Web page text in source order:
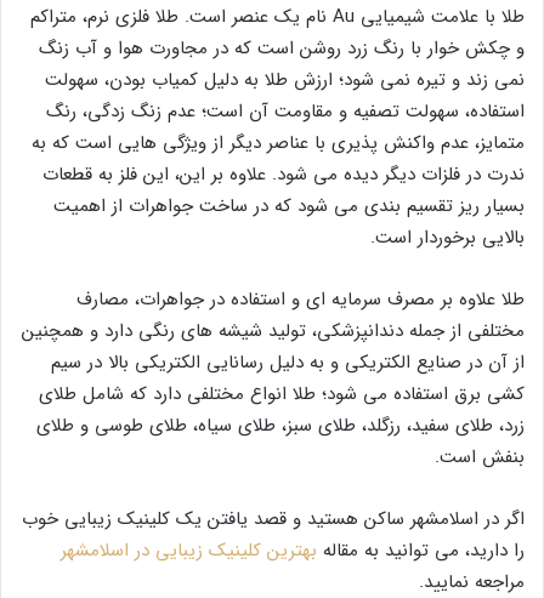
طلا با علامت شیمیایی Au نام یک عنصر است. طلا فلزی نرم، متراکم
و چکش خوار با رنگ زرد روشن است که در مجاورت هوا و آب زنگ
نمی زند و تیره نمی شود؛ ارزش طلا به دلیل کمیاب بودن، سهولت
استفاده، سهولت تصفیه و مقاومت آن است؛ عدم زنگ زدگی، رنگ
متمایز، عدم واکنش پذیری با عناصر دیگر از ویژگی هایی است که به
ندرت در فلزات دیگر دیده می شود. علاوه بر این، این فلز به قطعات
بسیار ریز تقسیم بندی می شود که در ساخت جواهرات از اهمیت
بالایی برخوردار است.
طلا علاوه بر مصرف سرمایه ای و استفاده در جواهرات، مصارف
مختلفی از جمله دندانپزشکی، تولید شیشه های رنگی دارد و همچنین
از آن در صنایع الکتریکی و به دلیل رسانایی الکتریکی بالا در سیم
کشی برق استفاده می شود؛ طلا انواع مختلفی دارد که شامل طلای
زرد، طلای سفید، رزگلد، طلای سبز، طلای سیاه، طلای طوسی و طلای
بنفش است.
اگر در اسلامشهر ساکن هستید و قصد یافتن یک کلینیک زیبایی خوب
را دارید، می توانید به مقاله بهترین کلینیک زیبایی در اسلامشهر
مراجعه نمایید.